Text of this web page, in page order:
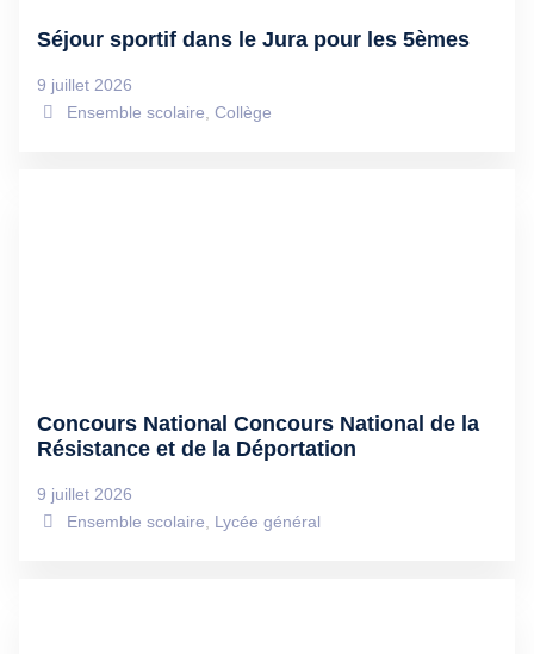
Séjour sportif dans le Jura pour les 5èmes
9 juillet 2026
Ensemble scolaire Collège
Concours National Concours National de la
Résistance et de la Déportation
9 juillet 2026
Ensemble scolaire
Lycée général